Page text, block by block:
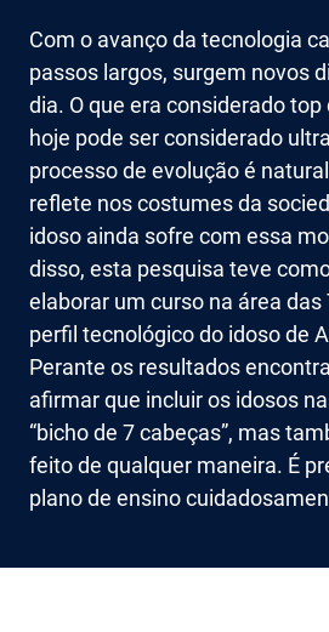
Com o avanço da tecnologia
passos largos, surgem novos
dia. O que era considerado
hoje pode ser considerado
processo de evolução é
reflete nos costumes da
idoso ainda sofre com essa
disso, esta pesquisa teve
elaborar um curso na área das
perfil tecnológico do idoso de
Perante os resultados
afirmar que incluir os idosos
“bicho de 7 cabeças”, mas
feito de qualquer maneira. É
plano de ensino